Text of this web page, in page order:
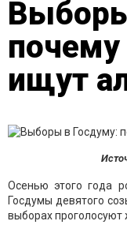
почему
ищут
Осенью этого года
Госдумы девятого
выборах проголосуют